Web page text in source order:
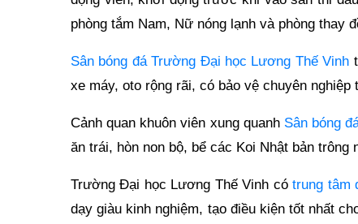
phòng tắm Nam, Nữ nóng lạnh và phòng thay
Sân bóng đá Trường Đại học Lương Thế Vinh
xe máy, oto rộng rãi, có bảo vệ chuyên nghiệp
Cảnh quan khuôn viên xung quanh Sân bóng
ăn trái, hòn non bộ, bể các Koi Nhật bản
Trường Đại học Lương Thế Vinh cótrung tâm
dạy giàu kinh nghiệm, tạo điều kiện tốt nhất